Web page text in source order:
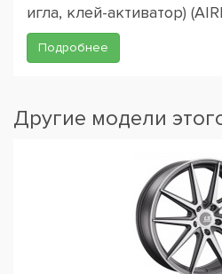
игла, клей-активатор)
Подробнее
Другие модели